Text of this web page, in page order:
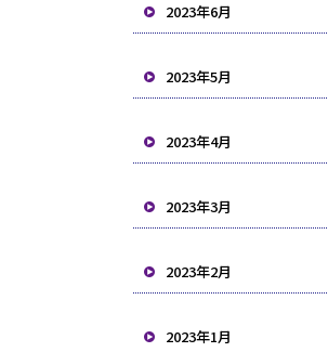
2023年6月
2023年5月
2023年4月
2023年3月
2023年2月
2023年1月